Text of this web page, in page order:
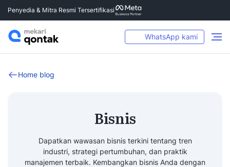
Penyedia & Mitra Resmi Tersertifikasi
WhatsApp kami
Home blog
Bisnis
Dapatkan wawasan bisnis terkini tentang tren
industri, strategi pertumbuhan, dan praktik
manajemen terbaik. Kembangkan bisnis Anda dengan